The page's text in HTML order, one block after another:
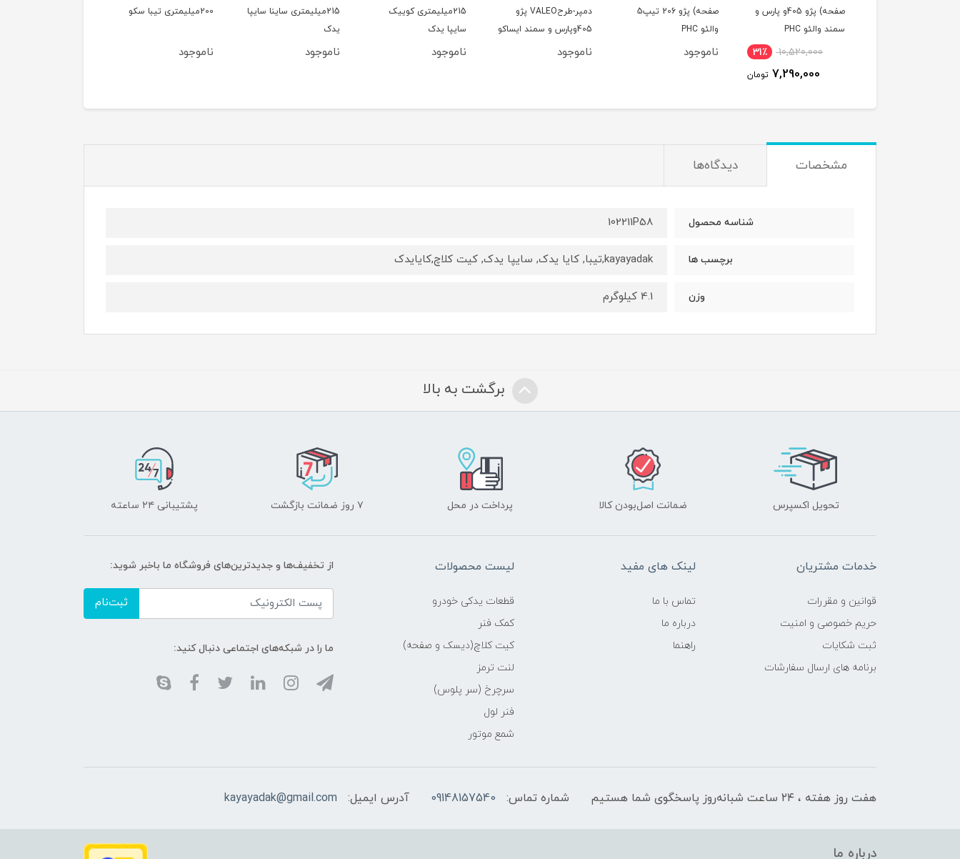
صفحه) پژو 405و پارس و
سمند والئو PHC
10,520,000 31٪
7,290,000 تومان
صفحه) پژو 206 تیپ5
والئو PHC
ناموجود
دمپر-طرحVALEO پژو
405وپارس و سمند ایساکو
ناموجود
215میلیمتری کوییک
سایپا یدک
ناموجود
215میلیمتری ساینا سایپا
یدک
ناموجود
200میلیمتری تیبا سکو
ناموجود
مشخصات دیدگاه‌ها
شناسه محصول 102211P58
برچسب ها kayayadak,تیبا, کایا یدک, سایپا یدک, کیت کلاچ,کایایدک
وزن 4.1 کیلوگرم
برگشت به بالا
تحویل اکسپرس ضمانت اصل‌بودن کالا پرداخت در محل ۷ روز ضمانت بازگشت پشتیبانی ۲۴ ساعته
خدمات مشتریان
قوانین و مقررات
حریم خصوصی و امنیت
ثبت شکایات
برنامه های ارسال سفارشات
لینک های مفید
تماس با ما
درباره ما
راهنما
لیست محصولات
قطعات یدکی خودرو
کمک فنر
کیت کلاچ(دیسک و صفحه)
لنت ترمز
سرچرخ (سر پلوس)
فنر لول
شمع موتور
از تخفیف‌ها و جدیدترین‌های فروشگاه ما باخبر شوید:
ثبت‌نام
ما را در شبکه‌های اجتماعی دنبال کنید:
هفت روز هفته ، ۲۴ ساعت شبانه‌روز پاسخگوی شما هستیم شماره تماس: 09148157540 آدرس ایمیل: kayayadak@gmail.com
درباره ما